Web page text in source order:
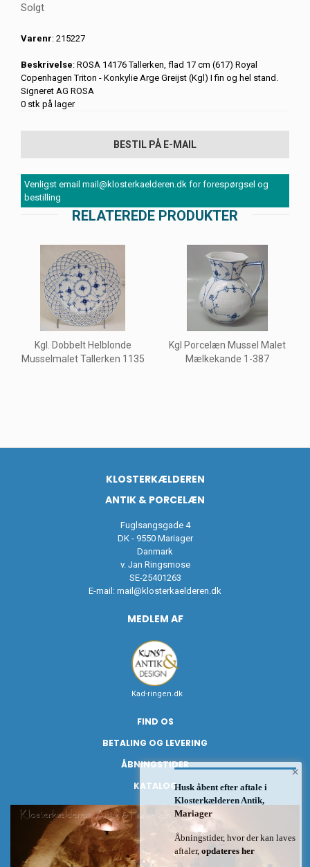
Solgt
Varenr: 215227
Beskrivelse: ROSA 14176 Tallerken, flad 17 cm (617) Royal
Copenhagen Triton - Konkylie Arge Greijst (Kgl) I fin og hel stand.
Signeret AG ROSA
0 stk på lager
BESTIL PÅ E-MAIL
Venligst email mail@klosterkaelderen.dk for forespørgsel og
bestilling
RELATEREDE PRODUKTER
Kgl. Dobbelt Helblonde
Musselmalet Tallerken 1135
Kgl Porcelæn Mussel Malet
Mælkekande 1-387
KLOSTERKÆLDEREN
ANTIK & PORCELÆN
Fuglsangsgade 4
DK - 9550 Mariager
Danmark
v. Jan Ringsmose
SE-25401263
E-mail: mail@klosterkaelderen.dk
MEDLEM AF
Kad-ringen.dk
FIND OS
BETALING OG LEVERING
ÅBNINGSTIDER
KATALOG
×
Husk åbent efter aftale i
Klosterkælderen Antik,
Mariager
Åbningstider, hvor der kan laves
aftaler, opdateres her